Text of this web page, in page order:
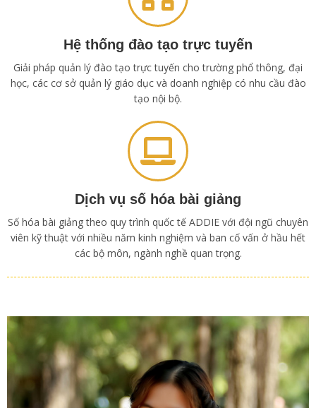
Hệ thống đào tạo trực tuyến
Giải pháp quản lý đào tạo trực tuyến cho trường phổ thông, đại
học, các cơ sở quản lý giáo dục và doanh nghiệp có nhu cầu đào
tạo nội bộ.
Dịch vụ số hóa bài giảng
Số hóa bài giảng theo quy trình quốc tế ADDIE với đội ngũ chuyên
viên kỹ thuật với nhiều năm kinh nghiệm và ban cố vấn ở hầu hết
các bộ môn, ngành nghề quan trọng.